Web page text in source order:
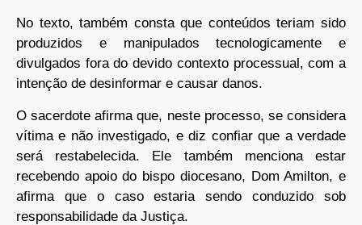
No texto, também consta que conteúdos teriam sido
produzidos e manipulados tecnologicamente e
divulgados fora do devido contexto processual, com a
intenção de desinformar e causar danos.
O sacerdote afirma que, neste processo, se considera
vítima e não investigado, e diz confiar que a verdade
será restabelecida. Ele também menciona estar
recebendo apoio do bispo diocesano, Dom Amilton, e
afirma que o caso estaria sendo conduzido sob
responsabilidade da Justiça.